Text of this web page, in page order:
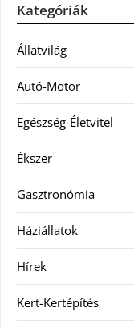
Kategóriák
Állatvilág
Autó-Motor
Egészség-Életvitel
Ékszer
Gasztronómia
Háziállatok
Hírek
Kert-Kertépítés